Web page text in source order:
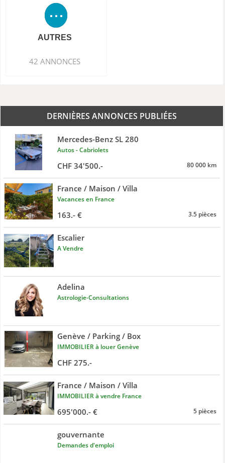
AUTRES
42 ANNONCES
DERNIÈRES ANNONCES PUBLIÉES
Mercedes-Benz SL 280
Autos - Cabriolets
CHF 34'500.- 80 000 km
France / Maison / Villa
Vacances en France
163.- € 3.5 pièces
Escalier
A Vendre
Adelina
Astrologie-Consultations
Genève / Parking / Box
IMMOBILIER à louer Genève
CHF 275.-
France / Maison / Villa
IMMOBILIER à vendre France
695'000.- € 5 pièces
gouvernante
Demandes d'emploi